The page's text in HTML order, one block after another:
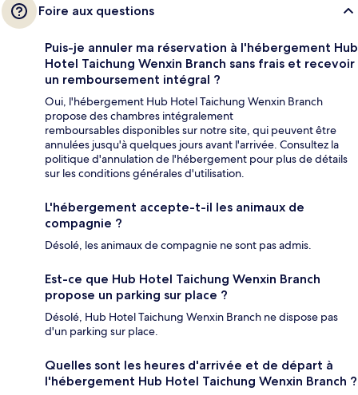
Foire aux questions
Puis-je annuler ma réservation à l'hébergement Hub
Hotel Taichung Wenxin Branch sans frais et recevoir
un remboursement intégral ?
Oui, l'hébergement Hub Hotel Taichung Wenxin Branch
propose des chambres intégralement
remboursables disponibles sur notre site, qui peuvent être
annulées jusqu'à quelques jours avant l'arrivée. Consultez la
politique d'annulation de l'hébergement pour plus de détails
sur les conditions générales d'utilisation.
L'hébergement accepte-t-il les animaux de
compagnie ?
Désolé, les animaux de compagnie ne sont pas admis.
Est-ce que Hub Hotel Taichung Wenxin Branch
propose un parking sur place ?
Désolé, Hub Hotel Taichung Wenxin Branch ne dispose pas
d'un parking sur place.
Quelles sont les heures d'arrivée et de départ à
l'hébergement Hub Hotel Taichung Wenxin Branch ?